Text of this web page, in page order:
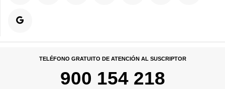
TELÉFONO GRATUITO DE ATENCIÓN AL SUSCRIPTOR
900 154 218